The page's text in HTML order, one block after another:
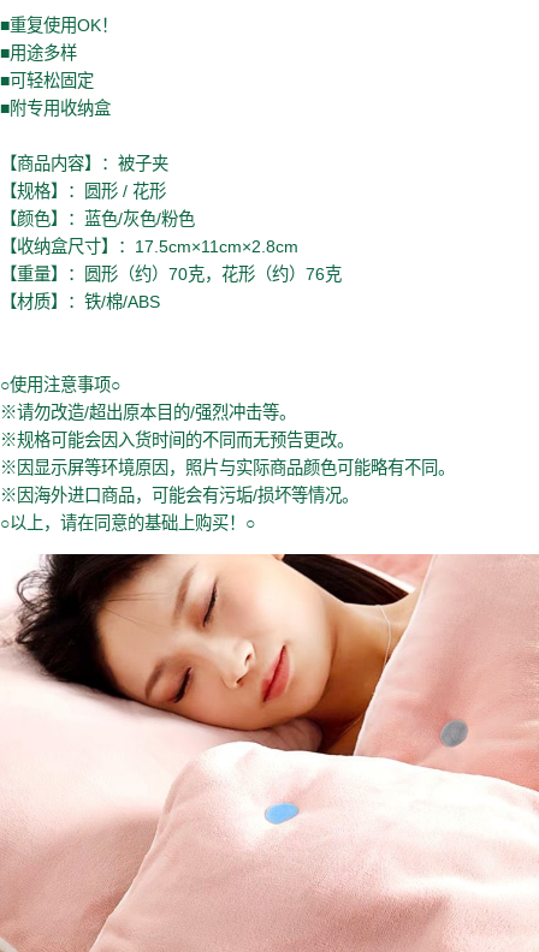
■重复使用OK！
■用途多样
■可轻松固定
■附专用收纳盒
【商品内容】：被子夹
【规格】：圆形 / 花形
【颜色】：蓝色/灰色/粉色
【收纳盒尺寸】：17.5cm×11cm×2.8cm
【重量】：圆形（约）70克，花形（约）76克
【材质】：铁/棉/ABS
○使用注意事项○
※请勿改造/超出原本目的/强烈冲击等。
※规格可能会因入货时间的不同而无预告更改。
※因显示屏等环境原因，照片与实际商品颜色可能略有不同。
※因海外进口商品，可能会有污垢/损坏等情况。
○以上，请在同意的基础上购买！○